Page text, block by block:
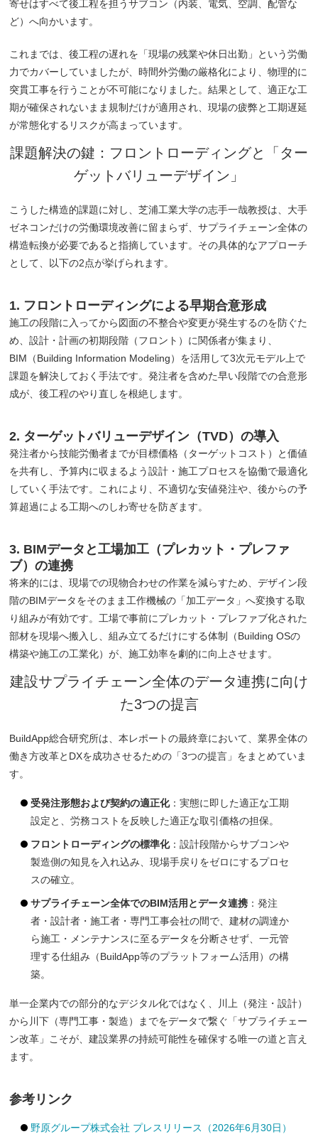
寄せはすべて後工程を担うサブコン（内装、電気、空調、配管な
ど）へ向かいます。
これまでは、後工程の遅れを「現場の残業や休日出勤」という労働
力でカバーしていましたが、時間外労働の厳格化により、物理的に
突貫工事を行うことが不可能になりました。結果として、適正な工
期が確保されないまま規制だけが適用され、現場の疲弊と工期遅延
が常態化するリスクが高まっています。
課題解決の鍵：フロントローディングと「ター
ゲットバリューデザイン」
こうした構造的課題に対し、芝浦工業大学の志手一哉教授は、大手
ゼネコンだけの労働環境改善に留まらず、サプライチェーン全体の
構造転換が必要であると指摘しています。その具体的なアプローチ
として、以下の2点が挙げられます。
1. フロントローディングによる早期合意形成
施工の段階に入ってから図面の不整合や変更が発生するのを防ぐた
め、設計・計画の初期段階（フロント）に関係者が集まり、
BIM（Building Information Modeling）を活用して3次元モデル上で
課題を解決しておく手法です。発注者を含めた早い段階での合意形
成が、後工程のやり直しを根絶します。
2. ターゲットバリューデザイン（TVD）の導入
発注者から技能労働者までが目標価格（ターゲットコスト）と価値
を共有し、予算内に収まるよう設計・施工プロセスを協働で最適化
していく手法です。これにより、不適切な安値発注や、後からの予
算超過による工期へのしわ寄せを防ぎます。
3. BIMデータと工場加工（プレカット・プレファ
ブ）の連携
将来的には、現場での現物合わせの作業を減らすため、デザイン段
階のBIMデータをそのまま工作機械の「加工データ」へ変換する取
り組みが有効です。工場で事前にプレカット・プレファブ化された
部材を現場へ搬入し、組み立てるだけにする体制（Building OSの
構築や施工の工業化）が、施工効率を劇的に向上させます。
建設サプライチェーン全体のデータ連携に向け
た3つの提言
BuildApp総合研究所は、本レポートの最終章において、業界全体の
働き方改革とDXを成功させるための「3つの提言」をまとめていま
す。
受発注形態および契約の適正化：実態に即した適正な工期
設定と、労務コストを反映した適正な取引価格の担保。
フロントローディングの標準化：設計段階からサブコンや
製造側の知見を入れ込み、現場手戻りをゼロにするプロセ
スの確立。
サプライチェーン全体でのBIM活用とデータ連携 ：発注
者・設計者・施工者・専門工事会社の間で、建材の調達か
ら施工・メンテナンスに至るデータを分断させず、一元管
理する仕組み（BuildApp等のプラットフォーム活用）の構
築。
単一企業内での部分的なデジタル化ではなく、川上（発注・設計）
から川下（専門工事・製造）までをデータで繋ぐ「サプライチェー
ン改革」こそが、建設業界の持続可能性を確保する唯一の道と言え
ます。
参考リンク
野原グループ株式会社 プレスリリース（2026年6月30日）